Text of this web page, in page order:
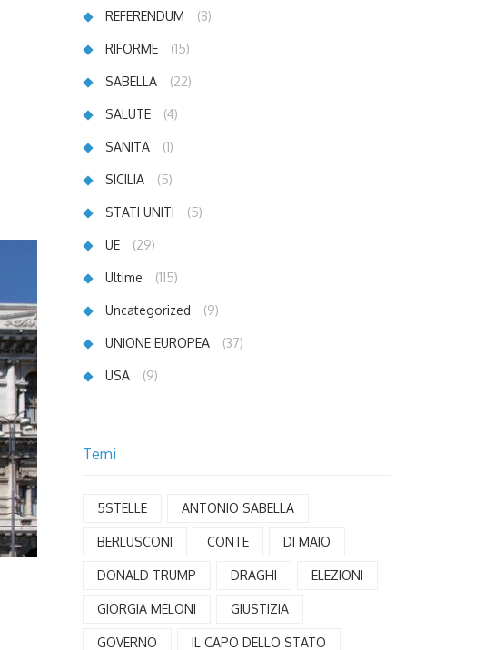
REFERENDUM (8)
RIFORME (15)
SABELLA (22)
SALUTE (4)
SANITA (1)
SICILIA (5)
STATI UNITI (5)
UE (29)
Ultime (115)
Uncategorized (9)
UNIONE EUROPEA (37)
USA (9)
Temi
5STELLE ANTONIO SABELLA
BERLUSCONI CONTE DI MAIO
DONALD TRUMP DRAGHI ELEZIONI
GIORGIA MELONI GIUSTIZIA
GOVERNO IL CAPO DELLO STATO